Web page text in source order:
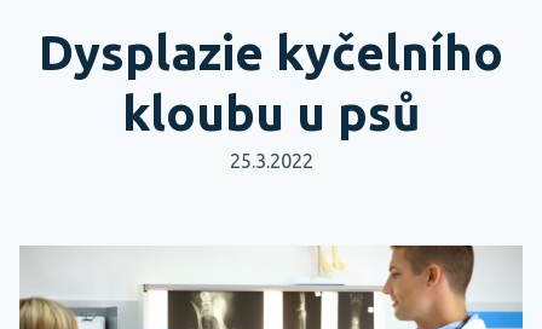
Dysplazie kyčelního
kloubu u psů
25.3.2022